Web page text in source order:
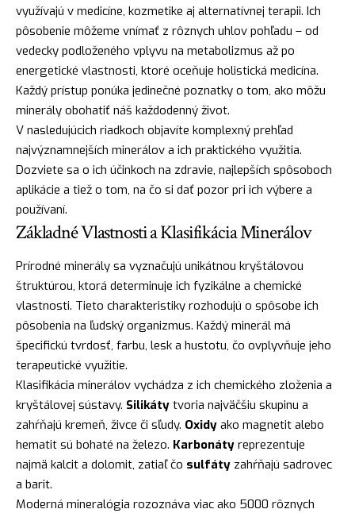
využívajú v medicíne, kozmetike aj alternatívnej terapii. Ich
pôsobenie môžeme vnímať z rôznych uhlov pohľadu – od
vedecky podloženého vplyvu na metabolizmus až po
energetické vlastnosti, ktoré oceňuje holistická medicína.
Každý prístup ponúka jedinečné poznatky o tom, ako môžu
minerály obohatiť náš každodenný život.
V nasledujúcich riadkoch objavíte komplexný prehľad
najvýznamnejších minerálov a ich praktického využitia.
Dozviete sa o ich účinkoch na zdravie, najlepších spôsoboch
aplikácie a tiež o tom, na čo si dať pozor pri ich výbere a
používaní.
Základné Vlastnosti a Klasifikácia Minerálov
Prírodné minerály sa vyznačujú unikátnou kryštálovou
štruktúrou, ktorá determinuje ich fyzikálne a chemické
vlastnosti. Tieto charakteristiky rozhodujú o spôsobe ich
pôsobenia na ľudský organizmus. Každý minerál má
špecifickú tvrdosť, farbu, lesk a hustotu, čo ovplyvňuje jeho
terapeutické využitie.
Klasifikácia minerálov vychádza z ich chemického zloženia a
kryštálovej sústavy. Silikáty tvoria najväčšiu skupinu a
zahŕňajú kremeň, živce či sľudy. Oxidy ako magnetit alebo
hematit sú bohaté na železo. Karbonáty reprezentuje
najmä kalcit a dolomit, zatiaľ čo sulfáty zahŕňajú sadrovec
a barit.
Moderná mineralógia rozoznáva viac ako 5000 rôznych